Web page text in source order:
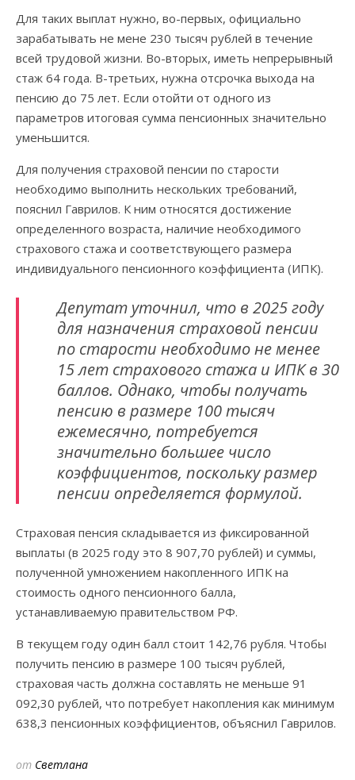
Для таких выплат нужно, во-первых, официально
зарабатывать не мене 230 тысяч рублей в течение
всей трудовой жизни. Во-вторых, иметь непрерывный
стаж 64 года. В-третьих, нужна отсрочка выхода на
пенсию до 75 лет. Если отойти от одного из
параметров итоговая сумма пенсионных значительно
уменьшится.
Для получения страховой пенсии по старости
необходимо выполнить нескольких требований,
пояснил Гаврилов. К ним относятся достижение
определенного возраста, наличие необходимого
страхового стажа и соответствующего размера
индивидуального пенсионного коэффициента (ИПК).
Депутат уточнил, что в 2025 году
для назначения страховой пенсии
по старости необходимо не менее
15 лет страхового стажа и ИПК в 30
баллов. Однако, чтобы получать
пенсию в размере 100 тысяч
ежемесячно, потребуется
значительно большее число
коэффициентов, поскольку размер
пенсии определяется формулой.
Страховая пенсия складывается из фиксированной
выплаты (в 2025 году это 8 907,70 рублей) и суммы,
полученной умножением накопленного ИПК на
стоимость одного пенсионного балла,
устанавливаемую правительством РФ.
В текущем году один балл стоит 142,76 рубля. Чтобы
получить пенсию в размере 100 тысяч рублей,
страховая часть должна составлять не меньше 91
092,30 рублей, что потребует накопления как минимум
638,3 пенсионных коэффициентов, объяснил Гаврилов.
от Светлана